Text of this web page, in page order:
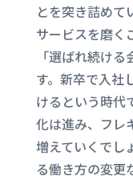
とを突き詰めて
サービスを磨く
「選ばれ続け
す。新卒で入社
けるという時代
化は進み、フレ
増えていくでし
る働き方の変更